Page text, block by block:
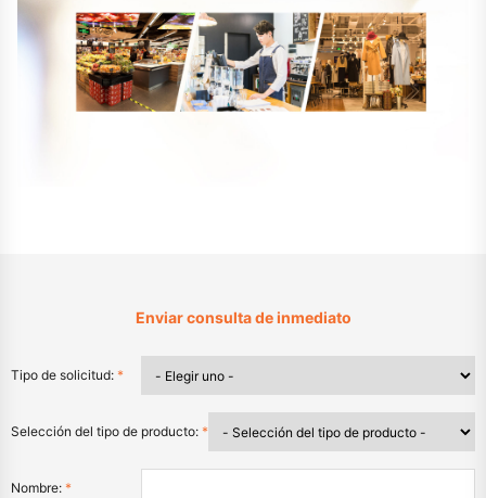
Enviar consulta de inmediato
Tipo de solicitud: *
Selección del tipo de producto: *
Nombre: *